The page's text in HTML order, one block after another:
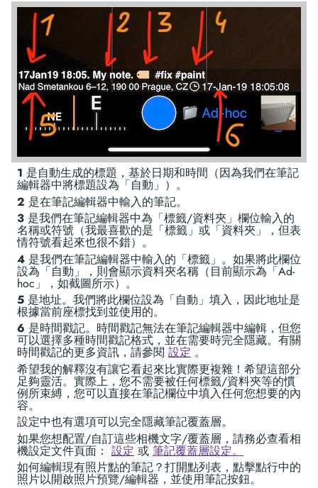
1 是自動生成的標題，基於日期和時間（因為我們在筆記
編輯器中將標題設為「自動」）。
2 是在筆記編輯器中輸入的筆記。
3 是我們在筆記編輯器中為「標籤/資料夾」欄位輸入的
名稱或符號（我最喜歡的是「標籤」或「資料夾」，但表
情符號看起來也很不錯）。
4 是我們在筆記編輯器中輸入的「標籤」。如果將此欄位
設為「自動」，則會顯示資料夾名稱（目前顯示為「Ad-
hoc」，如截圖所示）。
5 是地址。我們將此欄位設為「自動」填入，因此地址是
根據當前座標找到並使用的。
6 是時間戳記。時間戳記無法在筆記編輯器中編輯，但您
可以選擇多種時間戳記格式，並在需要時完全隱藏。有關
時間戳記的更多資訊，請參閱 設定 。
希望我的解釋沒有讓它看起來比實際更複雜！希望這部分
足夠靈活。實際上，您不需要被任何標籤/資料夾等的慣
例所束縛，您可以直接在筆記欄位中填入任何您想要的內
容。
設定中也有選項可以完全隱藏筆記覆蓋層。
如果您想配置/自訂這些相機文字/覆蓋層，請務必查看相
機設定文件頁面： 設定 或 筆記覆蓋層設定。
如何編輯現有照片點的筆記？打開點列表，點擊點行中的
照片以開啟照片預覽/編輯器，並使用筆記按鈕。